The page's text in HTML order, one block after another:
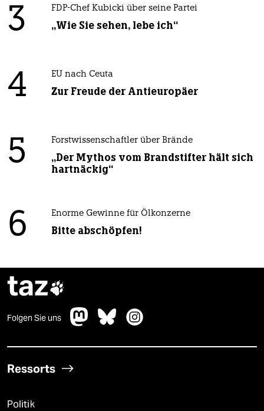
3 FDP-Chef Kubicki über seine Partei
„Wie Sie sehen, lebe ich“
4 EU nach Ceuta
Zur Freude der Antieuropäer
5 Forstwissenschaftler über Brände
„Der Mythos vom Brandstifter hält sich
hartnäckig“
6 Enorme Gewinne für Ölkonzerne
Bitte abschöpfen!
taz
Folgen Sie uns
Ressorts
Politik